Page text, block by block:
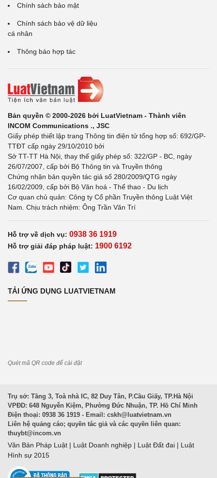
Chính sách bảo mật
Chính sách bảo vệ dữ liệu
cá nhân
Thông báo hợp tác
Bản quyền © 2000-2026 bởi LuatVietnam - Thành viên
INCOM Communications ., JSC
Giấy phép thiết lập trang Thông tin điện tử tổng hợp số: 692/GP-
TTĐT cấp ngày 29/10/2010 bởi
Sở TT-TT Hà Nội, thay thế giấy phép số: 322/GP - BC, ngày
26/07/2007, cấp bởi Bộ Thông tin và Truyền thông
Chứng nhận bản quyền tác giả số 280/2009/QTG ngày
16/02/2009, cấp bởi Bộ Văn hoá - Thể thao - Du lịch
Cơ quan chủ quản: Công ty Cổ phần Truyền thông Luật Việt
Nam. Chịu trách nhiệm: Ông Trần Văn Trí
Hỗ trợ về dịch vụ: 0938 36 1919
Hỗ trợ giải đáp pháp luật: 1900 6192
TẢI ỨNG DỤNG LUATVIETNAM
Quét mã QR code để cài đặt
Trụ sở: Tầng 3, Toà nhà IC, 82 Duy Tân, P.Cầu Giấy, TP.Hà Nội
VPĐD: 648 Nguyễn Kiệm, Phường Đức Nhuận, TP. Hồ Chí Minh
Điện thoại: 0938 36 1919 - Email: cskh@luatvietnam.vn
Liên hệ quảng cáo; quyền tác giả và các quyền liên quan:
thuybt@incom.vn
Văn Bản Pháp Luật | Luật Doanh nghiệp | Luật Đất đai | Luật
Hình sự 2015